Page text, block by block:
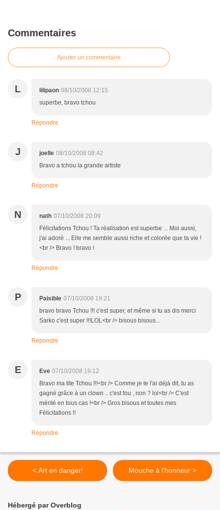
Commentaires
Ajouter un commentaire
L lilipaon 08/10/2008 12:15
superbe, bravo tchou
Répondre
J joelle 08/10/2008 08:42
Bravo a tchou la grande artiste
Répondre
N nath 07/10/2008 20:09
Félicitations Tchou ! Ta réalisation est superbe ... Moi aussi,
j'ai adoré ... Elle me semble aussi riche et colorée que ta vie !
<br /> Bravo ! bravo !
Répondre
P Paisible 07/10/2008 19:21
bravo bravo Tchou !!! c'est super, et même si tu as dis merci
Sarko c'est super !!!LOL<br /> bisous bisous...
Répondre
E Eve 07/10/2008 19:12
Bravo ma tite Tchou !!!<br /> Comme je te l'ai déjà dit, tu as
gagné grâce à un clown .. c'est fou , non ? lol<br /> C'est
mérité en tous cas !<br /> Gros bisous et toutes mes
Félicitations !!
Répondre
< Art en danger! Mouche à l'honneur >
Hébergé par Overblog